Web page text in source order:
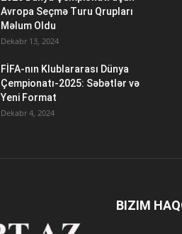
Avropa Seçmə Turu Qrupları
Məlum Oldu
Dekabr 13, 2024
FİFA-nın Klublararası Dünya
Çempionatı-2025: Səbətlər və
Yeni Format
Dekabr 4, 2024
BIZIM